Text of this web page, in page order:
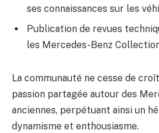
ses connaissances sur les
Publication de revues
les Mercedes-Benz
La communauté ne cesse de
passion partagée autour des
anciennes, perpétuant ainsi un
dynamisme et enthousiasme.